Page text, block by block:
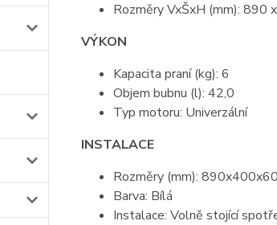
Rozměry VxŠxH (mm): 890
VÝKON
Kapacita praní (kg): 6
Objem bubnu (l): 42,0
Typ motoru: Univerzální
INSTALACE
Rozměry (mm):
Barva: Bílá
Instalace: Volně stojící